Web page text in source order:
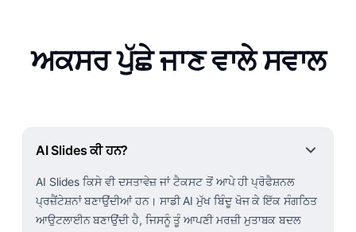
ਅਕਸਰ ਪੁੱਛੇ ਜਾਣ ਵਾਲੇ ਸਵਾਲ
AI Slides ਕੀ ਹਨ?
AI Slides ਕਿਸੇ ਵੀ ਦਸਤਾਵੇਜ਼ ਜਾਂ ਟੈਕਸਟ ਤੋਂ ਆਪੇ ਹੀ ਪ੍ਰੋਫੈਸ਼ਨਲ
ਪ੍ਰਜ਼ੈਂਟੇਸ਼ਨਾਂ ਬਣਾਉਂਦੀਆਂ ਹਨ। ਸਾਡੀ AI ਮੁੱਖ ਬਿੰਦੂ ਖੋਜ ਕੇ ਇੱਕ ਸੰਗਠਿਤ
ਆਉਟਲਾਈਨ ਬਣਾਉਂਦੀ ਹੈ, ਜਿਸਨੂੰ ਤੂੰ ਆਪਣੀ ਮਰਜ਼ੀ ਮੁਤਾਬਕ ਬਦਲ